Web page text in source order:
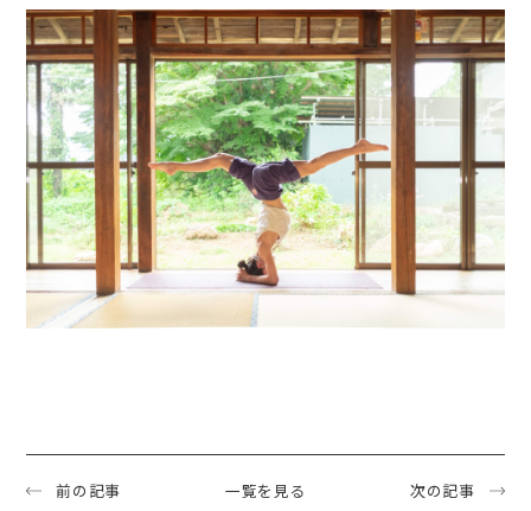
前の記事 一覧を見る 次の記事